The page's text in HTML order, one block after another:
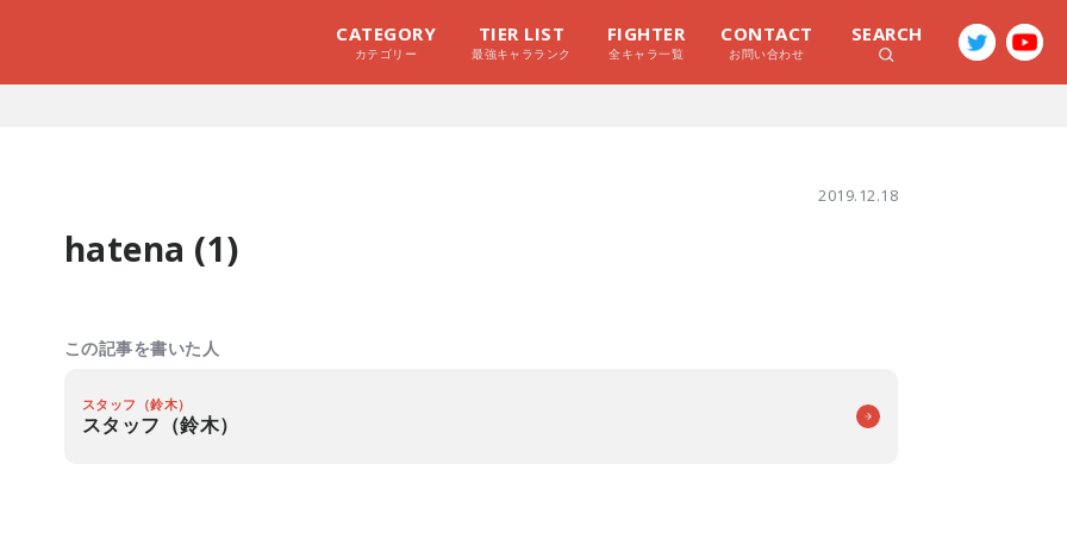
CATEGORY
カテゴリー
TIER LIST
最強キャラランク
FIGHTER
全キャラ一覧
CONTACT
お問い合わせ
SEARCH
2019.12.18
hatena (1)
この記事を書いた人
スタッフ（鈴木）
スタッフ（鈴木）